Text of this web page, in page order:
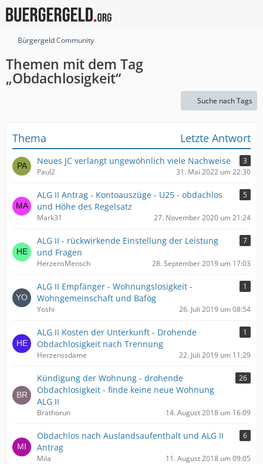
Bürgergeld Community
Themen mit dem Tag
„Obdachlosigkeit“
Suche nach Tags
Thema Letzte Antwort
Neues JC verlangt ungewöhnlich viele Nachweise
3
Paul2
31. Mai 2022 um 22:30
ALG II Antrag - Kontoauszüge - U25 - obdachlos
und Höhe des Regelsatz
5
Mark31 27. November 2020 um 21:24
ALG II - rückwirkende Einstellung der Leistung
und Fragen
7
HerzensMensch 28. September 2019 um 17:03
ALG II Empfänger - Wohnungslosigkeit -
Wohngemeinschaft und Bafög
1
Yoshi 26. Juli 2019 um 08:54
ALG II Kosten der Unterkunft - Drohende
Obdachlosigkeit nach Trennung
1
Herzenssdame 22. Juli 2019 um 11:29
Kündigung der Wohnung - drohende
Obdachlosigkeit - finde keine neue Wohnung
ALG II
26
Brathorun 14. August 2018 um 16:09
Obdachlos nach Auslandsaufenthalt und ALG II
Antrag
6
Mila 11. August 2018 um 09:05